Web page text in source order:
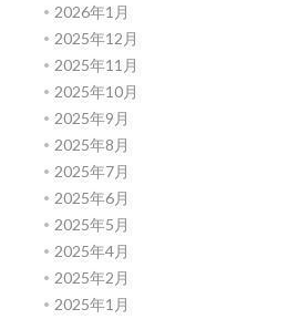
2026年1月
2025年12月
2025年11月
2025年10月
2025年9月
2025年8月
2025年7月
2025年6月
2025年5月
2025年4月
2025年2月
2025年1月